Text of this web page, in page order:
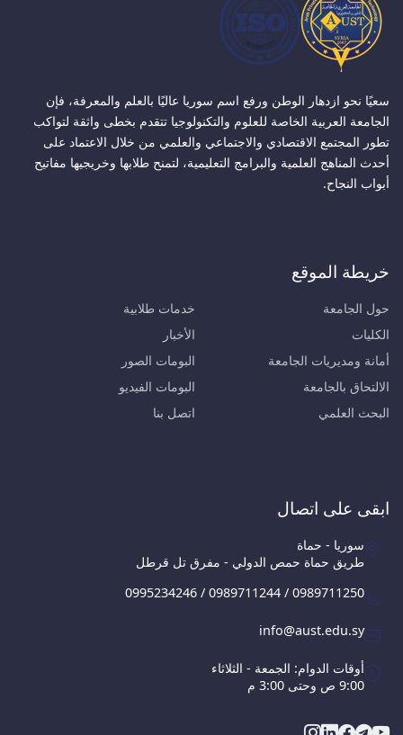
سعيًا نحو ازدهار الوطن ورفع اسم سوريا عاليًا بالعلم والمعرفة، فإن
الجامعة العربية الخاصة للعلوم والتكنولوجيا تتقدم بخطى واثقة لتواكب
تطور المجتمع الاقتصادي والاجتماعي والعلمي من خلال الاعتماد على
أحدث المناهج العلمية والبرامج التعليمية، لتمنح طلابها وخريجيها مفاتيح
أبواب النجاح.
خريطة الموقع
حول الجامعة
الكليات
أمانة ومديريات الجامعة
الالتحاق بالجامعة
البحث العلمي
خدمات طلابية
الأخبار
البومات الصور
البومات الفيديو
اتصل بنا
ابقى على اتصال
سوريا - حماة
طريق حماة حمص الدولي - مفرق تل قرطل
0995234246 / 0989711244 / 0989711250
info@aust.edu.sy
أوقات الدوام: الجمعة - الثلاثاء
9:00 ص وحتى 3:00 م